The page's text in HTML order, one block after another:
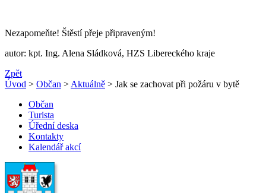
Nezapomeňte! Štěstí přeje připraveným!
autor: kpt. Ing. Alena Sládková, HZS Libereckého kraje
Zpět
Úvod > Občan > Aktuálně > Jak se zachovat při požáru v bytě
Občan
Turista
Úřední deska
Kontakty
Kalendář akcí